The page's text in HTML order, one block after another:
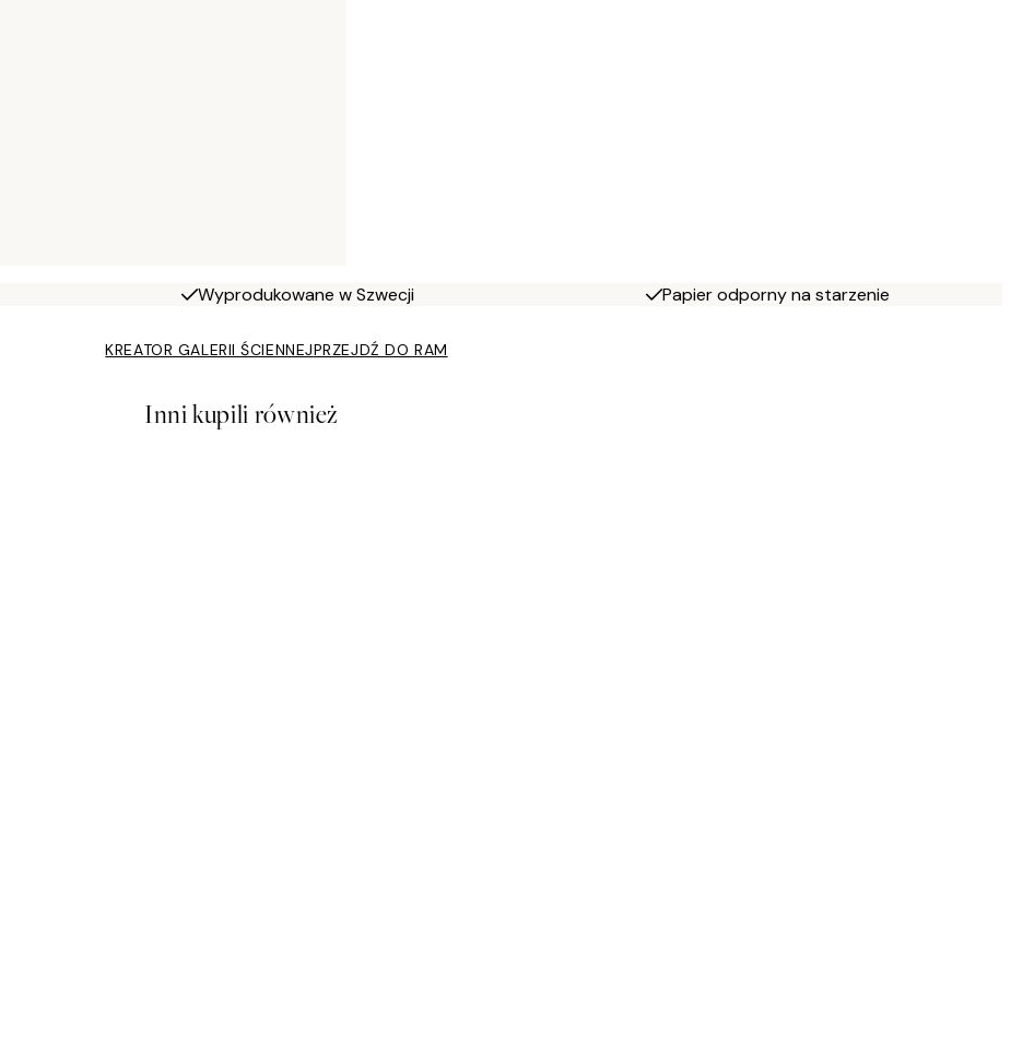
Wyprodukowane w Szwecji Papier odporny na starzenie
KREATOR GALERII ŚCIENNEJPRZEJDŹ DO RAM
Inni kupili również